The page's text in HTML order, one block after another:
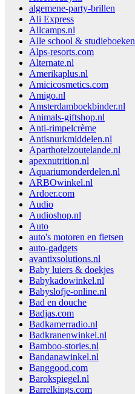
algemene-party-brillen
Ali Express
Allcamps.nl
Alle school & studieboeken
Alps-resorts.com
Alternate.nl
Amerikaplus.nl
Amicicosmetics.com
Amigo.nl
Amsterdamboekbinder.nl
Animals-giftshop.nl
Anti-rimpelcrème
Antisnurkmiddelen.nl
Aparthotelzoutelande.nl
apexnutrition.nl
Aquariumonderdelen.nl
ARBOwinkel.nl
Ardoer.com
Audio
Audioshop.nl
Auto
auto's motoren en fietsen
auto-gadgets
avantixsolutions.nl
Baby luiers & doekjes
Babykadowinkel.nl
Babyslofje-online.nl
Bad en douche
Badjas.com
Badkamerradio.nl
Badkranenwinkel.nl
Bamboo-stories.nl
Bandanawinkel.nl
Banggood.com
Barokspiegel.nl
Barrelkings.com